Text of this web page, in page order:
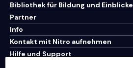
Bibliothek für Bildung und Einblicke
Partner
Info
Kontakt mit Nitro aufnehmen
Hilfe und Support